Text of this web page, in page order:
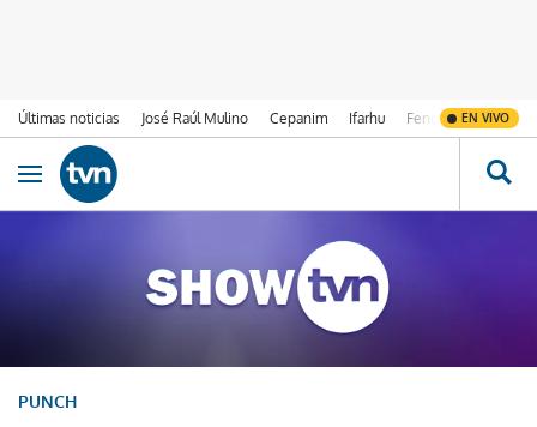
Últimas noticias José Raúl Mulino Cepanim Ifarhu Fenómeno de El
EN VIVO
Ir al contenido
Obrir navegació
PUNCH